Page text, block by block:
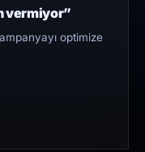
vermiyor”
optimize